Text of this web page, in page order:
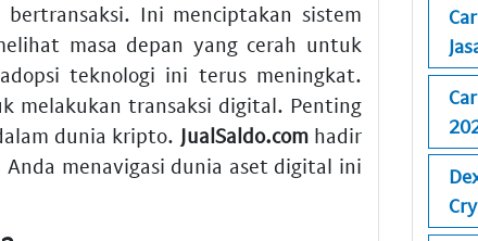
Ini menciptakan sistem
masa depan yang cerah untuk
teknologi ini terus meningkat.
melakukan transaksi digital. Penting
dunia kripto. JualSaldo.comhadir
menavigasi dunia aset digital ini